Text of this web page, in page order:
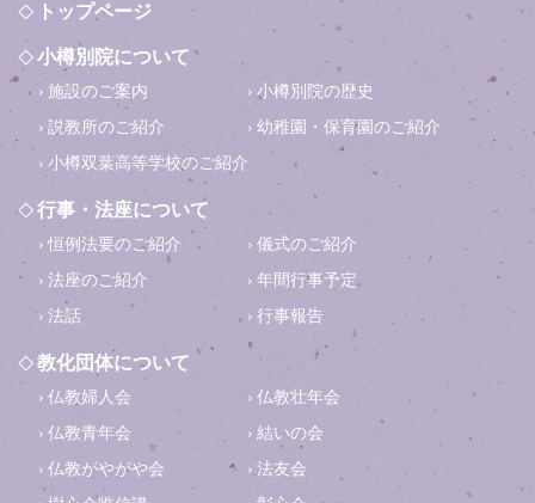
トップページ
小樽別院について
施設のご案内
小樽別院の歴史
説教所のご紹介
幼稚園・保育園のご紹介
小樽双葉高等学校のご紹介
行事・法座について
恒例法要のご紹介
儀式のご紹介
法座のご紹介
年間行事予定
法話
行事報告
教化団体について
仏教婦人会
仏教壮年会
仏教青年会
結いの会
仏教がやがや会
法友会